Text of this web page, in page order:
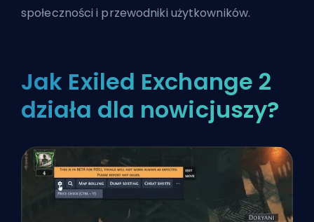
społeczności i przewodniki użytkowników.
Jak Exiled Exchange 2
działa dla nowicjuszy?